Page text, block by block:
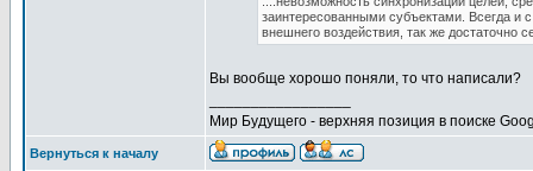
заинтересованными субъектами. Всегда и
внешнего воздействия, так же достаточно
Вы вообще хорошо поняли, то что написали?
Мир Будущего - верхняя позиция в поиске
Вернуться к началу